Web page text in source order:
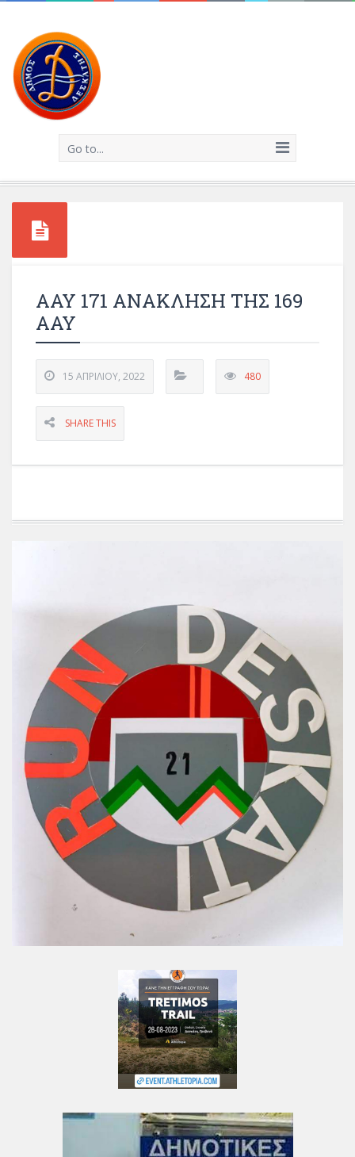
Go to...
ΑΑΥ 171 ΑΝΑΚΛΗΣΗ ΤΗΣ 169
ΑΑΥ
15 ΑΠΡΙΛΊΟΥ, 2022 480
SHARE THIS